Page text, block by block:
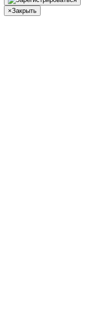
×Закрыть